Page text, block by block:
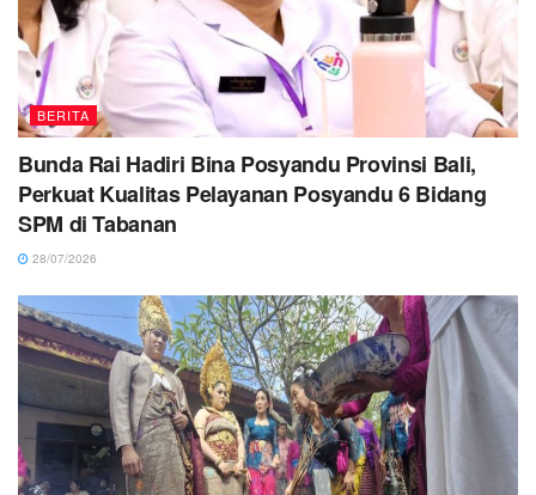
BERITA
Bunda Rai Hadiri Bina Posyandu Provinsi Bali,
Perkuat Kualitas Pelayanan Posyandu 6 Bidang
SPM di Tabanan
28/07/2026